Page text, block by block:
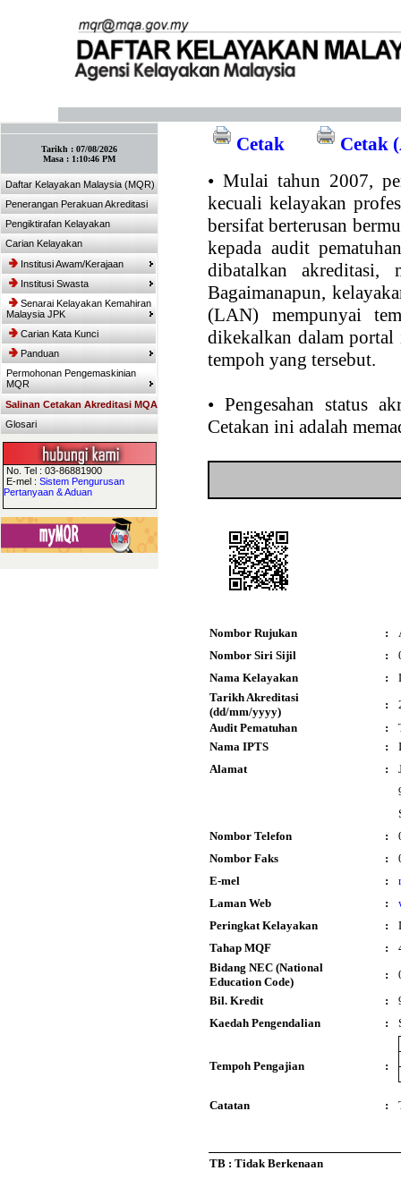
Tarikh : 07/08/2026
Masa : 1:10:46 PM
Daftar Kelayakan Malaysia (MQR)
Penerangan Perakuan Akreditasi
Pengiktirafan Kelayakan
Carian Kelayakan
Institusi Awam/Kerajaan
Institusi Swasta
Senarai Kelayakan Kemahiran
Malaysia JPK
Carian Kata Kunci
Panduan
Permohonan Pengemaskinian
MQR
Salinan Cetakan Akreditasi MQA
Glosari
No. Tel : 03-86881900
E-mel : Sistem Pengurusan
Pertanyaan & Aduan
Cetak
Cetak
• Mulai tahun 2007,
kecuali kelayakan
bersifat berterusan
kepada audit
dibatalkan akreditasi,
Bagaimanapun,
(LAN) mempunyai
dikekalkan dalam portal
tempoh yang tersebut.
• Pengesahan status
Cetakan ini adalah
Nombor Rujukan :
Nombor Siri Sijil
:
Nama Kelayakan
:
Tarikh Akreditasi
(dd/mm/yyyy)
:
Audit Pematuhan
:
Nama IPTS
:
Alamat
:
Nombor Telefon
:
Nombor Faks
:
E-mel
:
Laman Web
:
Peringkat Kelayakan
:
Tahap MQF
:
Bidang NEC (National
Education Code)
:
Bil. Kredit
:
Kaedah Pengendalian
:
Tempoh Pengajian :
Catatan :
TB : Tidak Berkenaan